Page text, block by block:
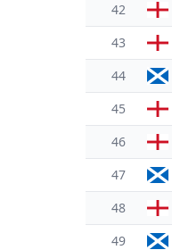
42
43
44
45
46
47
48
49